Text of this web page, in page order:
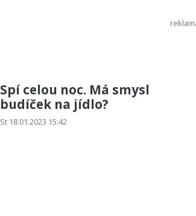
Spí celou noc. Má smysl
budíček na jídlo?
St 18.01.2023 15:42